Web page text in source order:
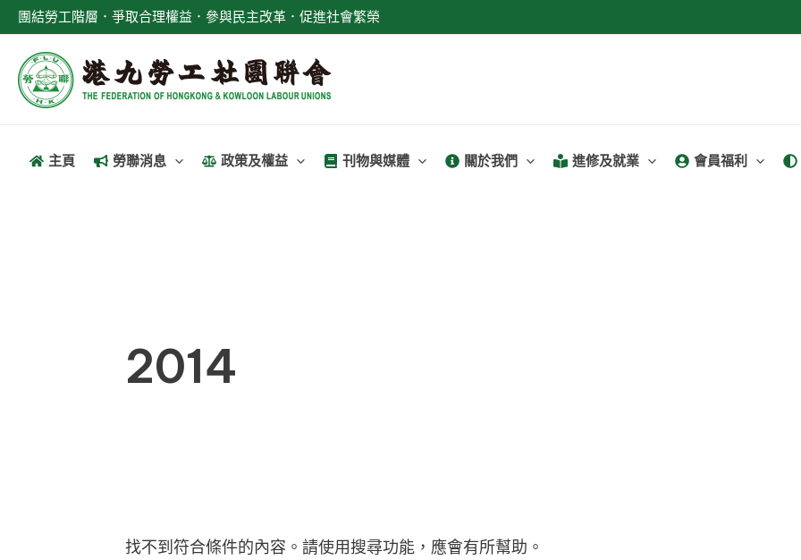
至
團結勞工階層．爭取合理權益．參與民主改革．促進社會繁榮
主頁 勞聯消息 政策及權益 刊物與媒體 關於我們 進修及就業 會員福利
2014
找不到符合條件的內容。請使用搜尋功能，應會有所幫助。
搜
尋
關
鍵